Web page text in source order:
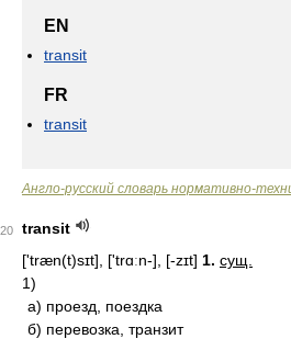
EN
transit
FR
transit
Англо-русский словарь нормативно-
20
transit
['træn(t)sɪt], ['trɑːn-], [-zɪt] 1. сущ.
1)
а) проезд, поездка
б) перевозка, транзит